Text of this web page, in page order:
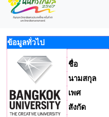
ข้อมูลทั่วไป
ชื่อ
นามสกุล
เพศ
สังกัด